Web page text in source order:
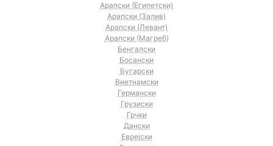
Арапски (Египетски)
Арапски (Залив)
Арапски (Левант)
Арапски (Магреб)
Бенгалски
Босански
Бугарски
Виетнамски
Германски
Грузиски
Грчки
Дански
Еврејски